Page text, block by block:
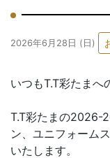
2026年6月28日 (日)
いつもT.T彩たまへ
T.T彩たまの2026-
ン、ユニフォーム
いたします。